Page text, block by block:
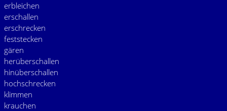
erbleichen
erschallen
erschrecken
feststecken
gären
herüberschallen
hinüberschallen
hochschrecken
klimmen
krauchen